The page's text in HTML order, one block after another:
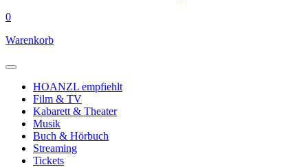
0
Warenkorb
HOANZL empfiehlt
Film & TV
Kabarett & Theater
Musik
Buch & Hörbuch
Streaming
Tickets